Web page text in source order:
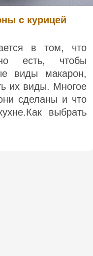
с курицей
в том, что
есть, чтобы
виды макарон,
их виды. Многое
сделаны и что
выбрать